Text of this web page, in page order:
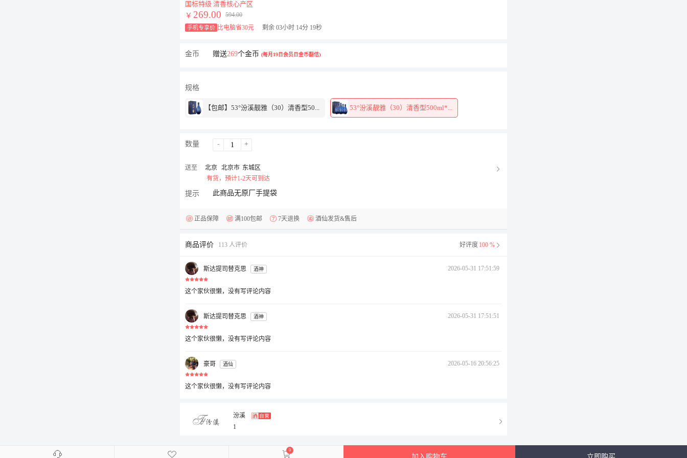
国标特级 清香核心产区
￥ 269.00 594.00
手机专享价 比电脑省30元 剩余 03小时 14分 19秒
金币 赠送269个金币 (每月19日会员日金币翻倍)
规格
【包邮】53°汾溪靓雅（30）清香型50... 53°汾溪靓雅（30）清香型500ml*...
数量 - +
送至 北京 北京市 东城区
有货，预计1-2天可到达
提示 此商品无原厂手提袋
正品保障 满100包邮 7天退换 酒仙发货&售后
好评度 100 %
商品评价 113 人评价
2026-05-31 17:51:59
斯达提司替克思 酒神
这个家伙很懒，没有写评论内容
2026-05-31 17:51:51
斯达提司替克思 酒神
这个家伙很懒，没有写评论内容
2026-05-16 20:56:25
豪哥 酒仙
这个家伙很懒，没有写评论内容
汾溪
1
0